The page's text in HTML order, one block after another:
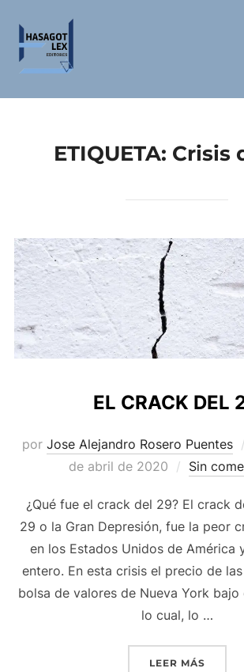
contenido
ETIQUETA: Crisis
EL CRACK DEL
por Jose Alejandro Rosero Puentes
de abril de 2020
Sin
¿Qué fue el crack del 29? El crack
29 o la Gran Depresión, fue la peor
en los Estados Unidos de América
entero. En esta crisis el precio de
bolsa de valores de Nueva York
lo cual, lo …
LEER MÁS«EL